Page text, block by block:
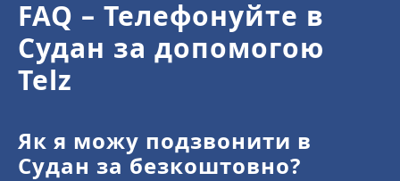
FAQ – Телефонуйте в
Судан за допомогою
Telz
Як я можу подзвонити в
Судан за безкоштовно?